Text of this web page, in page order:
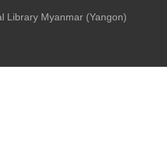
Library Myanmar (Yangon)